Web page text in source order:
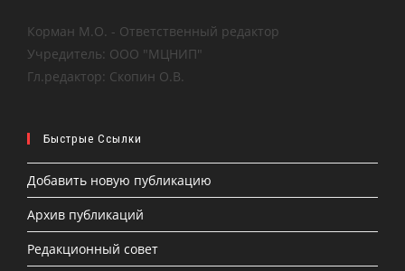
Корман М.О. - Ответственный редактор
Учредитель: ООО "МЦНИП"
Гл.редактор: Скопин О.В.
Быстрые Ссылки
Добавить новую публикацию
Архив публикаций
Редакционный совет